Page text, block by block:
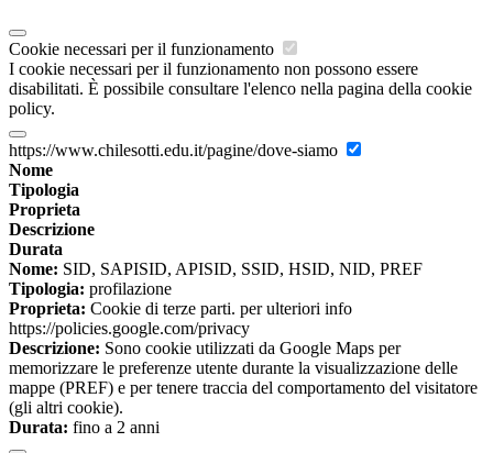
Cookie necessari per il funzionamento
I cookie necessari per il funzionamento non possono essere
disabilitati. È possibile consultare l'elenco nella pagina della cookie
policy.
https://www.chilesotti.edu.it/pagine/dove-siamo
Nome
Tipologia
Proprieta
Descrizione
Durata
Nome: SID, SAPISID, APISID, SSID, HSID, NID, PREF
Tipologia: profilazione
Proprieta: Cookie di terze parti. per ulteriori info
https://policies.google.com/privacy
Descrizione: Sono cookie utilizzati da Google Maps per
memorizzare le preferenze utente durante la visualizzazione delle
mappe (PREF) e per tenere traccia del comportamento del visitatore
(gli altri cookie).
Durata: fino a 2 anni